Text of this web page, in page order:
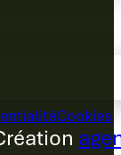
Cookies